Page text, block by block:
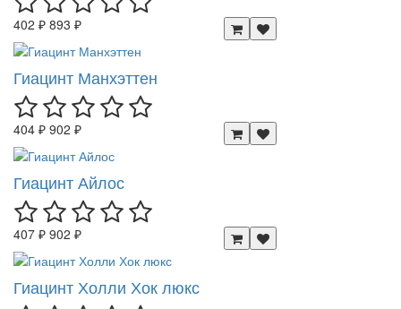
402 ₽ 893 ₽
Гиацинт Манхэттен
404 ₽ 902 ₽
Гиацинт Айлос
407 ₽ 902 ₽
Гиацинт Холли Хок люкс